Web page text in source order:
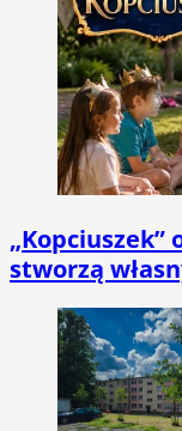
„Kopciuszek”
stworzą